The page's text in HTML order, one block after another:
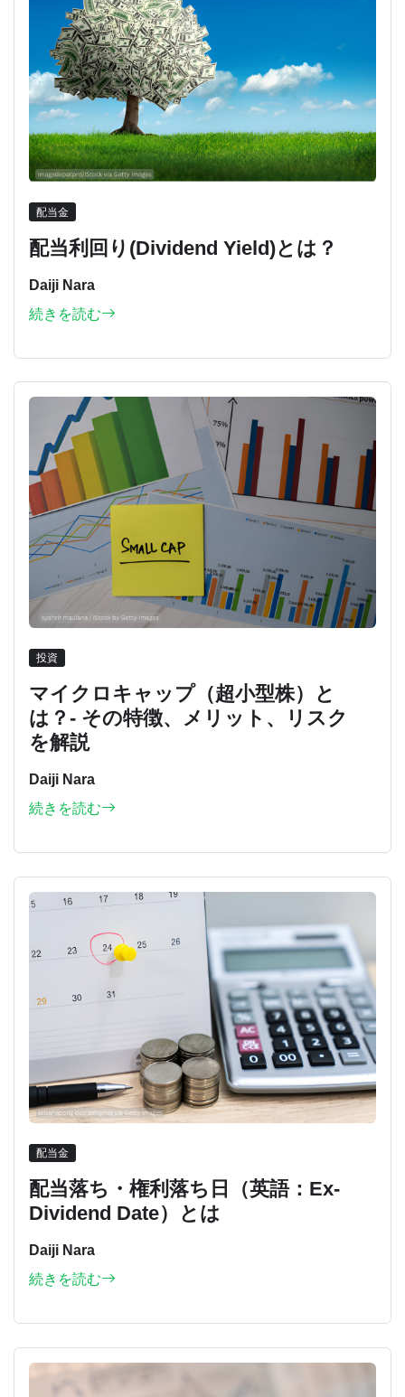
配当金
配当利回り(Dividend Yield)とは？
Daiji Nara
続きを読む
投資
マイクロキャップ（超小型株）と
は？- その特徴、メリット、リスク
を解説
Daiji Nara
続きを読む
配当金
配当落ち・権利落ち日（英語：Ex-
Dividend Date）とは
Daiji Nara
続きを読む